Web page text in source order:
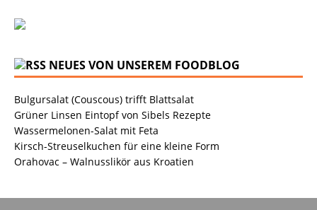
NEUES VON UNSEREM FOODBLOG
Bulgursalat (Couscous) trifft Blattsalat
Grüner Linsen Eintopf von Sibels Rezepte
Wassermelonen-Salat mit Feta
Kirsch-Streuselkuchen für eine kleine Form
Orahovac – Walnusslikör aus Kroatien